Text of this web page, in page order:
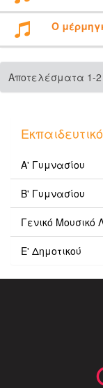
Ο
Αποτελέσματα 1-
Α' Γυμνασίου
Β' Γυμνασίου
Γενικό Μουσικό
Ε' Δημοτικού